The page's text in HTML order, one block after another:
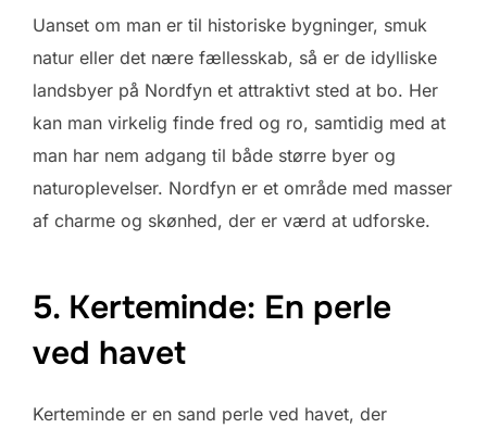
Uanset om man er til historiske bygninger, smuk
natur eller det nære fællesskab, så er de idylliske
landsbyer på Nordfyn et attraktivt sted at bo. Her
kan man virkelig finde fred og ro, samtidig med at
man har nem adgang til både større byer og
naturoplevelser. Nordfyn er et område med masser
af charme og skønhed, der er værd at udforske.
5. Kerteminde: En perle
ved havet
Kerteminde er en sand perle ved havet, der